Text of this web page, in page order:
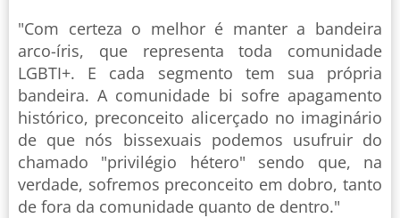
"Com certeza o melhor é manter a bandeira
arco-íris, que representa toda comunidade
LGBTI+. E cada segmento tem sua própria
bandeira. A comunidade bi sofre apagamento
histórico, preconceito alicerçado no imaginário
de que nós bissexuais podemos usufruir do
chamado "privilégio hétero" sendo que, na
verdade, sofremos preconceito em dobro, tanto
de fora da comunidade quanto de dentro."